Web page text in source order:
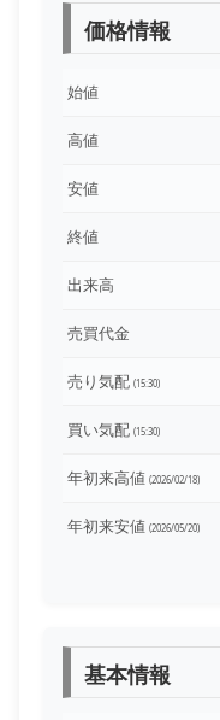
価格情報
始値
高値
安値
終値
出来高
売買代金
売り気配 (15:30)
買い気配 (15:30)
年初来高値 (2026/02/18)
年初来安値 (2026/05/20)
基本情報